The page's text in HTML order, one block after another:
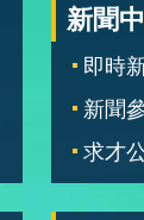
新聞
即時
新聞
求才